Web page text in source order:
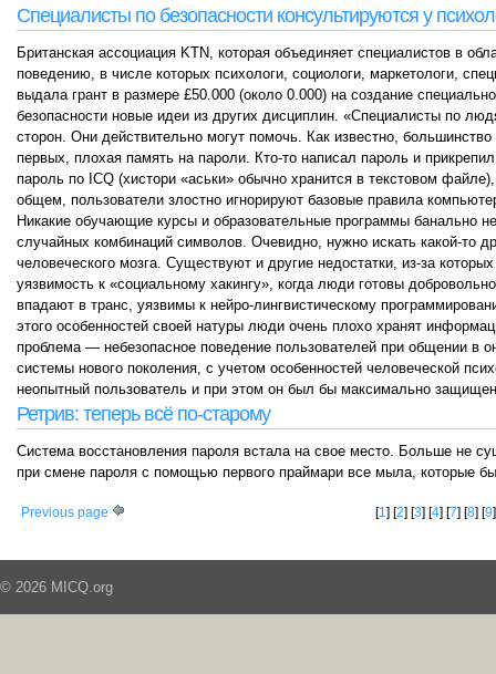
Специалисты по безопасности консультируются у
Британская ассоциация KTN, которая объединяет специалистов в
поведению, в числе которых психологи, социологи, маркетологи,
выдала грант в размере £50.000 (около 0.000) на создание
безопасности новые идеи из других дисциплин. «Специалисты по
сторон. Они действительно могут помочь. Как известно,
первых, плохая память на пароли. Кто-то написал пароль и
пароль по ICQ (хистори «аськи» обычно хранится в текстовом
общем, пользователи злостно игнорируют базовые правила
Никакие обучающие курсы и образовательные программы банально
случайных комбинаций символов. Очевидно, нужно искать какой-
человеческого мозга. Существуют и другие недостатки, из-за
уязвимость к «социальному хакингу», когда люди готовы
впадают в транс, уязвимы к нейро-лингвистическому
этого особенностей своей натуры люди очень плохо хранят
проблема — небезопасное поведение пользователей при общении в
системы нового поколения, с учетом особенностей человеческой
неопытный пользователь и при этом он был бы максимально
Ретрив: теперь всё по-старому
Система восстановления пароля встала на свое место. Больше не
при смене пароля с помощью первого праймари все мыла, которые
Previous page [1 ] [2] [3] [4] [7] [8] [9
© 2026 MICQ.org